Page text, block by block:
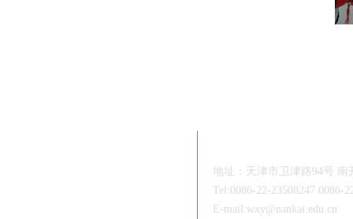
地址：天津市卫津路94号 南
Tel:0086-22-23508247 0086-
E-mail:wxy@nankai.edu.cn